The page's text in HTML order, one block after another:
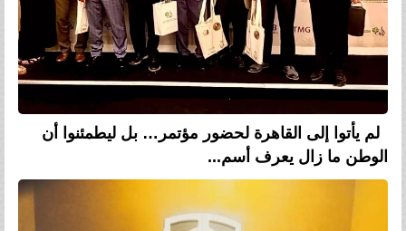
لم يأتوا إلى القاهرة لحضور مؤتمر… بل ليطمئنوا أن
الوطن ما زال يعرف أسم...